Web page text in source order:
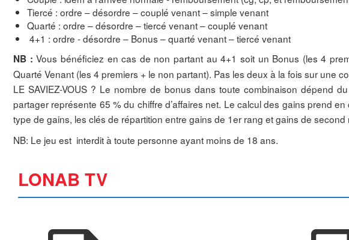
Tiercé : ordre – désordre – couplé venant – simple venant
Quarté : ordre – désordre – tiercé venant – couplé venant
4+1 : ordre - désordre – Bonus – quarté venant – tiercé venant
NB :Vous bénéficiez en cas de non partant au 4+1 soit un Bonus (les 4
Quarté Venant (les 4 premiers + le non partant). Pas les deux à la fois sur une
LE SAVIEZ-VOUS ? Le nombre de bonus dans toute combinaison dépend
partager représente 65 % du chiffre d’affaires net. Le calcul des gains prend
type de gains, les clés de répartition entre gains de 1er rang et gains de second
NB: Le jeu est interdit à toute personne ayant moins de 18 ans.
LONAB TV